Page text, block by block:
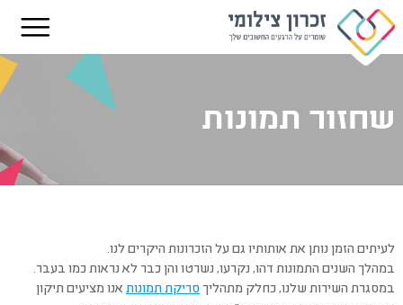
שחזור תמונות
לעיתים הזמן נותן את אותותיו גם על הזכרונות היקרים לנו.
במהלך השנים התמונות דהו, נקרעו, נשרטו והן כבר לא נראות כמו בעבר.
במסגרת השירות שלנו, כחלק מתהליךסריקת תמונותאנו מציעים תיקון